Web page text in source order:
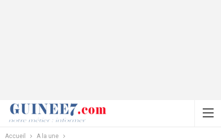
Accueil A la une